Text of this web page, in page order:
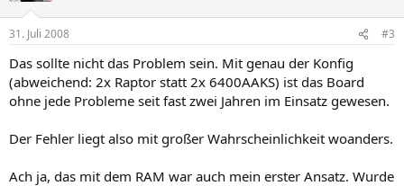
31. Juli 2008 #3
Das sollte nicht das Problem sein. Mit genau der Konfig
(abweichend: 2x Raptor statt 2x 6400AAKS) ist das Board
ohne jede Probleme seit fast zwei Jahren im Einsatz gewesen.
Der Fehler liegt also mit großer Wahrscheinlichkeit woanders.
Ach ja, das mit dem RAM war auch mein erster Ansatz. Wurde